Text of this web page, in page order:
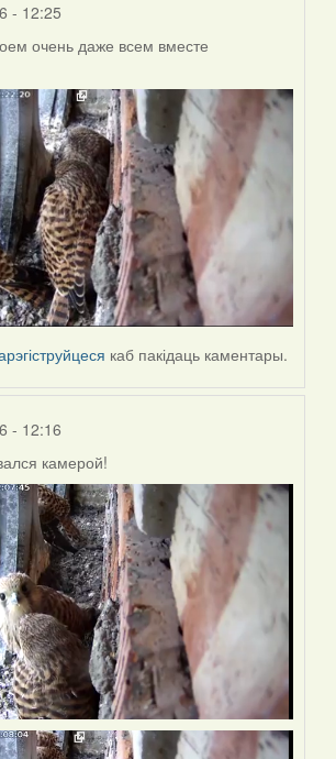
- 12:25
очень даже всем вместе
каб пакідаць каментары.
- 12:16
камерой!